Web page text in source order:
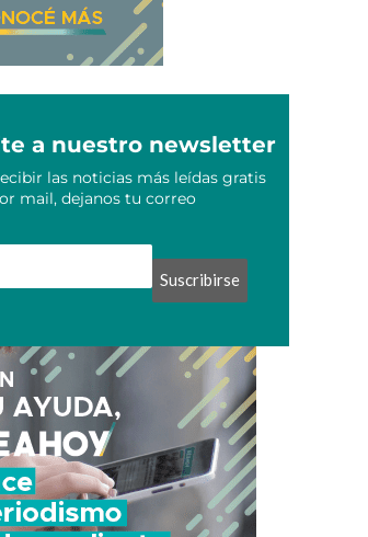
a nuestro newsletter
las noticias más leídas gratis
mail, dejanos tu correo
Suscribirse